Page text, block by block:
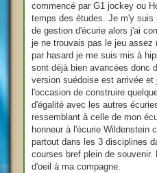
commencé par G1 jockey ou
temps des études. Je m'y
de gestion d'écurie alors j'ai
je ne trouvais pas le jeu assez
par hasard je me suis mis à
sont déjà bien avancées donc
version suédoise est arrivée et
l'occasion de construire
d'égalité avec les autres
ressemblant à celle de mon
honneur à l'écurie Wildenstein
partout dans les 3 disciplines
courses bref plein de souvenir.
d'oeil à ma compagne.